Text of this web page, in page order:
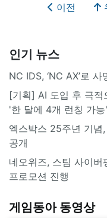
이전
인기 뉴스
NC IDS, ‘NC AX’로
[기획] AI 도입 후 극적
'한 달에 4개 런칭 가능'
엑스박스 25주년 기념
공개
네오위즈, 스팀 사이버
프로모션 진행
게임동아 동영상